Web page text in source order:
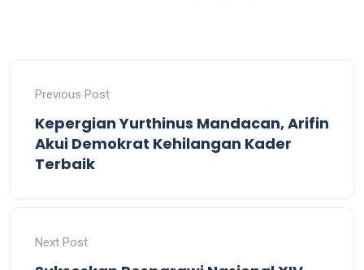
Previous Post
Kepergian Yurthinus Mandacan, Arifin
Akui Demokrat Kehilangan Kader
Terbaik
Next Post